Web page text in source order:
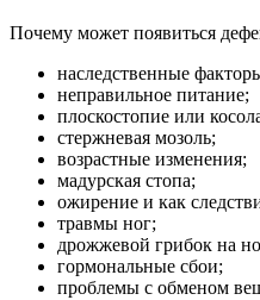
Почему может появиться
наследственные
неправильное питание;
плоскостопие или
стержневая мозоль;
возрастные изменения;
мадурская стопа;
ожирение и как
травмы ног;
дрожжевой грибок на
гормональные сбои;
проблемы с обменом